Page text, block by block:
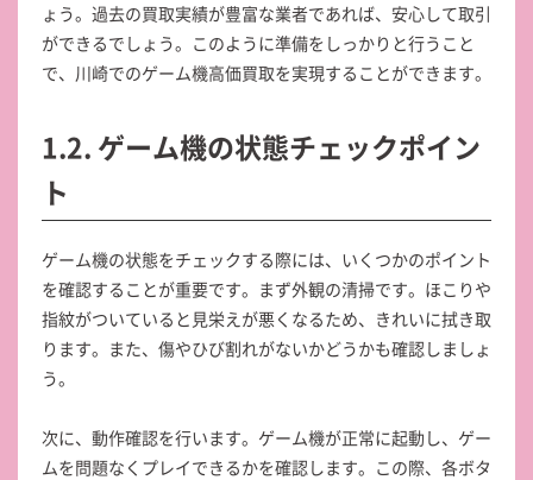
ょう。過去の買取実績が豊富な業者であれば、安心して取引
ができるでしょう。このように準備をしっかりと行うこと
で、川崎でのゲーム機高価買取を実現することができます。
1.2. ゲーム機の状態チェックポイン
ト
ゲーム機の状態をチェックする際には、いくつかのポイント
を確認することが重要です。まず外観の清掃です。ほこりや
指紋がついていると見栄えが悪くなるため、きれいに拭き取
ります。また、傷やひび割れがないかどうかも確認しましょ
う。
次に、動作確認を行います。ゲーム機が正常に起動し、ゲー
ムを問題なくプレイできるかを確認します。この際、各ボタ